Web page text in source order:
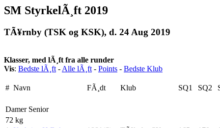
SM StyrkelÃ¸ft 2019
TÃ¥rnby (TSK og KSK), d. 24 Aug 2019
Klasser, med lÃ¸ft fra alle runder
Vis: Bedste lÃ¸ft - Alle lÃ¸ft - Points - Bedste Klub
# Navn FÃ¸dt Klub SQ1 SQ2
Damer Senior
72 kg